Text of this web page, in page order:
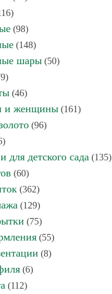
(98)
(148)
шары(50)
(46)
и женщины(161)
(96)
для детского сада (135)
(60)
(362)
(129)
(75)
(55)
(8)
(6)
(112)